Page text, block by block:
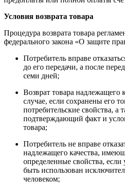
Условия возврата товара
Процедура возврата товара
федерального закона «О защите
Потребитель вправе
до его передачи, а после
семи дней;
Возврат товара надлежащего
случае, если сохранены его
потребительские свойства, а
подтверждающий факт и
товара;
Потребитель не вправе
надлежащего качества,
определенные свойства,
быть использован
человеком;